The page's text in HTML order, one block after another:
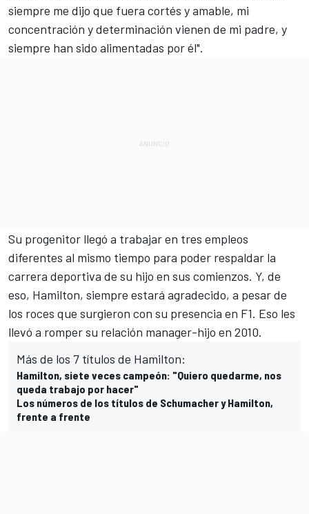
siempre me dijo que fuera cortés y amable, mi
concentración y determinación vienen de mi padre, y
siempre han sido alimentadas por él".
Su progenitor llegó a trabajar en tres empleos
diferentes al mismo tiempo para poder respaldar la
carrera deportiva de su hijo en sus comienzos. Y, de
eso, Hamilton, siempre estará agradecido, a pesar de
los roces que surgieron con su presencia en F1. Eso les
llevó a romper su relación manager-hijo en 2010.
Más de los 7 títulos de Hamilton:
Hamilton, siete veces campeón: "Quiero quedarme, nos
queda trabajo por hacer"
Los números de los títulos de Schumacher y Hamilton,
frente a frente